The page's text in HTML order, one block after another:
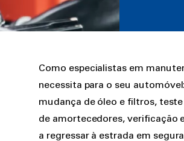
Rich
Como especialistas em
necessita para o seu
mudança de óleo e filtros,
de amortecedores, verificação
a regressar à estrada em